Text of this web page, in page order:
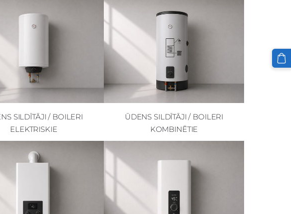
SILDĪTĀJI / BOILERI
ELEKTRISKIE
ŪDENS SILDĪTĀJI / BOILERI
KOMBINĒTIE